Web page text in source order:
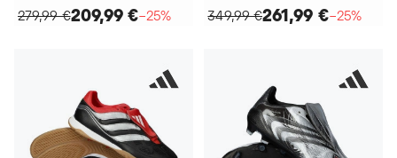
279,99 €209,99 €−25%
349,99 €261,99 €−25%